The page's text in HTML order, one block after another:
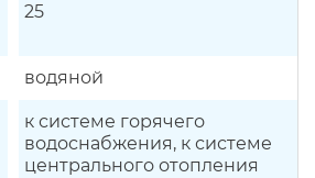
25
водяной
к системе горячего
водоснабжения, к системе
центрального отопления